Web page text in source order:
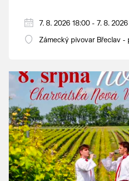
7. 8. 2026 18:00 - 7. 8.
Zámecký pivovar Břeclav -